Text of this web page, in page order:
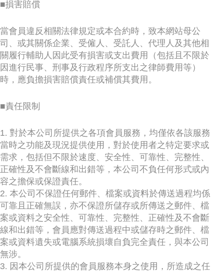
■損害賠償
當會員違反相關法律規定或本合約時，致本網站母公
司、或其關係企業、受僱人、受託人、代理人及其他相
關履行輔助人因此受有損害或支出費用（包括且不限於
因進行民事、刑事及行政程序所支出之律師費用等）
時，應負擔損害賠償責任或補償其費用。
■責任限制
1. 對於本公司所提供之各項會員服務，均僅依各該服務
當時之功能及現況提供使用，對於使用者之特定要求或
需求，包括但不限於速度、安全性、可靠性、完整性、
正確性及不會斷線和出錯等，本公司不負任何形式或內
容之擔保或保證責任。
2. 本公司不保證任何郵件、檔案或資料於傳送過程均係
可靠且正確無誤，亦不保證所儲存或所傳送之郵件、檔
案或資料之安全性、可靠性、完整性、正確性及不會斷
線和出錯等，會員應對傳送過程中或儲存時之郵件、檔
案或資料遺失或電腦系統損壞自負完全責任，與本公司
無涉。
3. 因本公司所提供的會員服務本身之使用，所造成之任